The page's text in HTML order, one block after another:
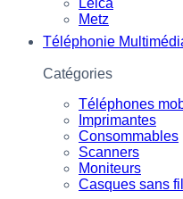
Leica
Metz
Téléphonie
Catégories
Téléphones
Imprimantes
Consommables
Scanners
Moniteurs
Casques sans fil